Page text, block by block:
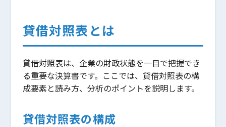
貸借対照表とは
貸借対照表は、企業の財政状態を一目で把握でき
る重要な決算書です。ここでは、貸借対照表の構
成要素と読み方、分析のポイントを説明します。
貸借対照表の構成